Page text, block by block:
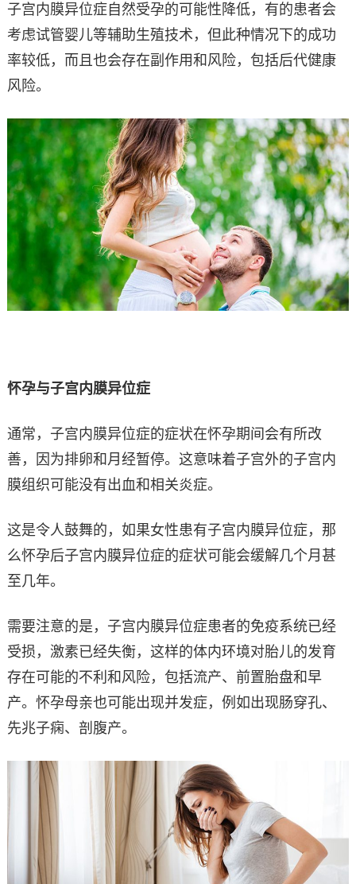
子宫内膜异位症自然受孕的可能性降低，有的患者会
考虑试管婴儿等辅助生殖技术，但此种情况下的成功
率较低，而且也会存在副作用和风险，包括后代健康
风险。
怀孕与子宫内膜异位症
通常，子宫内膜异位症的症状在怀孕期间会有所改
善，因为排卵和月经暂停。这意味着子宫外的子宫内
膜组织可能没有出血和相关炎症。
这是令人鼓舞的，如果女性患有子宫内膜异位症，那
么怀孕后子宫内膜异位症的症状可能会缓解几个月甚
至几年。
需要注意的是，子宫内膜异位症患者的免疫系统已经
受损，激素已经失衡，这样的体内环境对胎儿的发育
存在可能的不利和风险，包括流产、前置胎盘和早
产。怀孕母亲也可能出现并发症，例如出现肠穿孔、
先兆子痫、剖腹产。